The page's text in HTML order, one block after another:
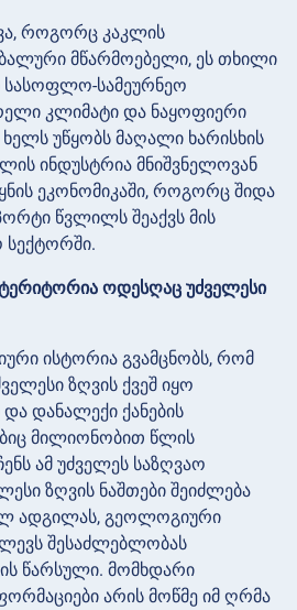
როგორც კაკლის
მწარმოებელი, ეს თხილი
სასოფლო-სამეურნეო
კლიმატი და ნაყოფიერი
უწყობს მაღალი ხარისხის
ინდუსტრია მნიშვნელოვან
ეკონომიკაში, როგორც შიდა
წვლილს შეაქვს მის
ოდესღაც უძველესი
ისტორია გვამცნობს, რომ
ზღვის ქვეშ იყო
დანალექი ქანების
მილიონობით წლის
ამ უძველეს საზღვაო
ზღვის ნაშთები შეიძლება
ადგილას, გეოლოგიური
შესაძლებლობას
წარსული. მომხდარი
არის მოწმე იმ ღრმა